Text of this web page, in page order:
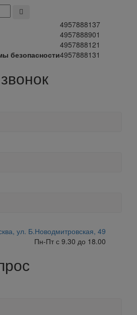
4957888137
4957888901
4957888121
безопасности4957888131
ул. Б.Новодмитровская, 49
Пн-Пт с 9.30 до 18.00